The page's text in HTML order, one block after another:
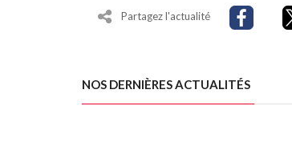
Partagez l'actualité
NOS DERNIÈRES ACTUALITÉS